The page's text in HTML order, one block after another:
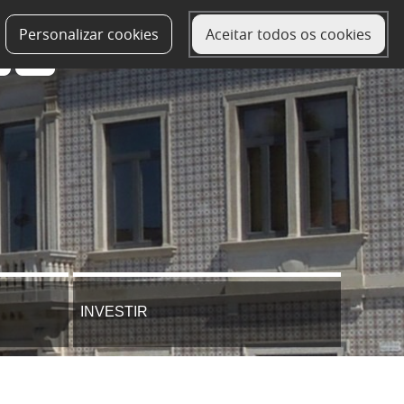
Personalizar cookies
Aceitar todos os cookies
INVESTIR